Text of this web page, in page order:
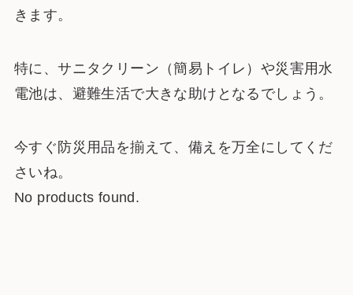
きます。
特に、サニタクリーン（簡易トイレ）や災害用水
電池は、避難生活で大きな助けとなるでしょう。
今すぐ防災用品を揃えて、備えを万全にしてくだ
さいね。
No products found.